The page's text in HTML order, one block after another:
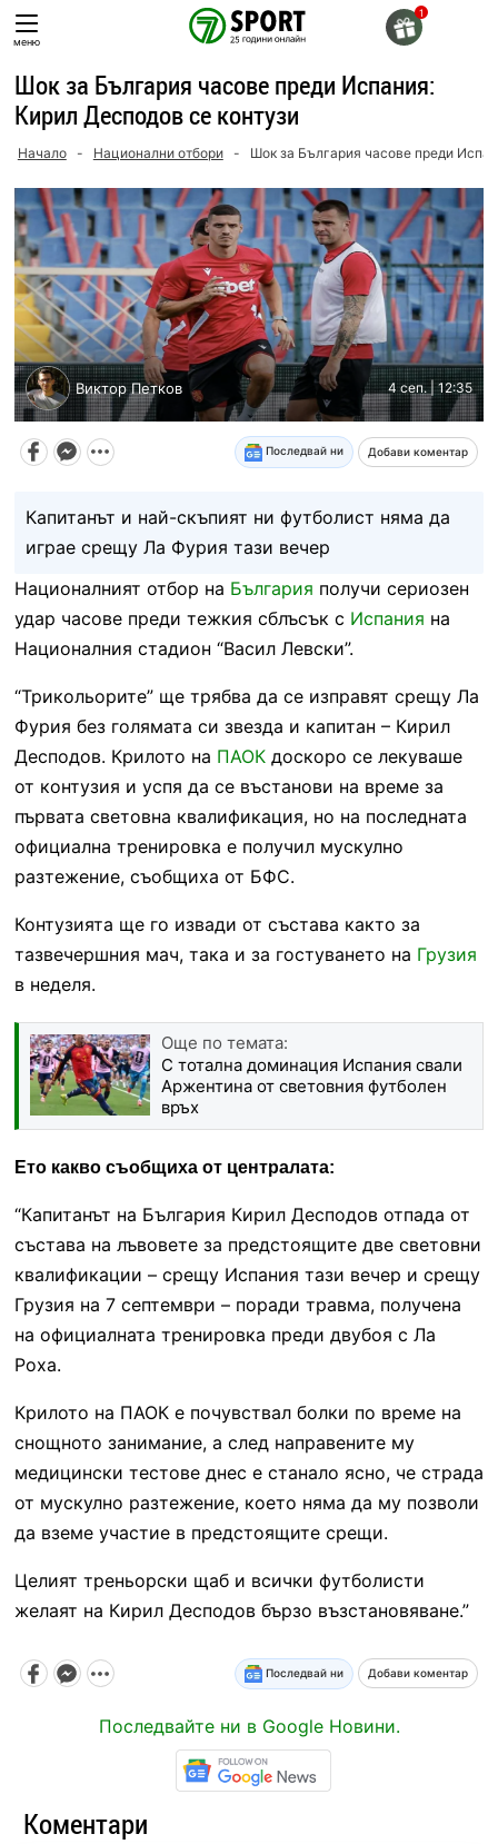
Skip
toменю
Шок за България часове преди Испания:
Кирил Десподов се контузи
Начало - Национални отбори - Шок за България часове преди
Виктор Петков 4 сеп. | 12:35
Последвай ни Добави коментар
Капитанът и най-скъпият ни футболист няма да
играе срещу Ла Фурия тази вечер
Националният отбор на България получи сериозен
удар часове преди тежкия сблъсък с Испания на
Националния стадион “Васил Левски”.
“Трикольорите” ще трябва да се изправят срещу Ла
Фурия без голямата си звезда и капитан – Кирил
Десподов. Крилото на ПАОКдоскоро се лекуваше
от контузия и успя да се въстанови на време за
първата световна квалификация, но на последната
официална тренировка е получил мускулно
разтежение, съобщиха от БФС.
Контузията ще го извади от състава както за
тазвечершния мач, така и за гостуването на Грузия
в неделя.
Още по темата:
С тотална доминация Испания свали
Аржентина от световния футболен
връх
Ето какво съобщиха от централата:
“Капитанът на България Кирил Десподов отпада от
състава на лъвовете за предстоящите две световни
квалификации – срещу Испания тази вечер и срещу
Грузия на 7 септември – поради травма, получена
на официалната тренировка преди двубоя с Ла
Роха.
Крилото на ПАОК е почувствал болки по време на
снощното занимание, а след направените му
медицински тестове днес е станало ясно, че страда
от мускулно разтежение, което няма да му позволи
да вземе участие в предстоящите срещи.
Целият треньорски щаб и всички футболисти
желаят на Кирил Десподов бързо възстановяване.”
Последвай ни Добави коментар
Последвайте ни в Google Новини.
Коментари